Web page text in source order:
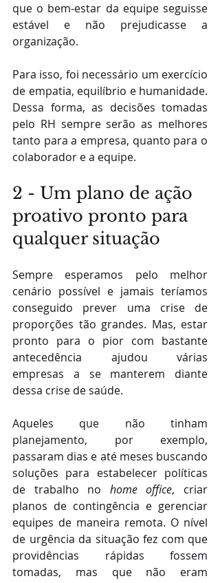
que o bem-estar da equipe seguisse
estável e não prejudicasse a
organização.
Para isso, foi necessário um exercício
de empatia, equilíbrio e humanidade.
Dessa forma, as decisões tomadas
pelo RH sempre serão as melhores
tanto para a empresa, quanto para o
colaborador e a equipe.
2 - Um plano de ação
proativo pronto para
qualquer situação
Sempre esperamos pelo melhor
cenário possível e jamais teríamos
conseguido prever uma crise de
proporções tão grandes. Mas, estar
pronto para o pior com bastante
antecedência ajudou várias
empresas a se manterem diante
dessa crise de saúde.
Aqueles que não tinham
planejamento, por exemplo,
passaram dias e até meses buscando
soluções para estabelecer políticas
de trabalho no home office, criar
planos de contingência e gerenciar
equipes de maneira remota. O nível
de urgência da situação fez com que
providências rápidas fossem
tomadas, mas que não eram